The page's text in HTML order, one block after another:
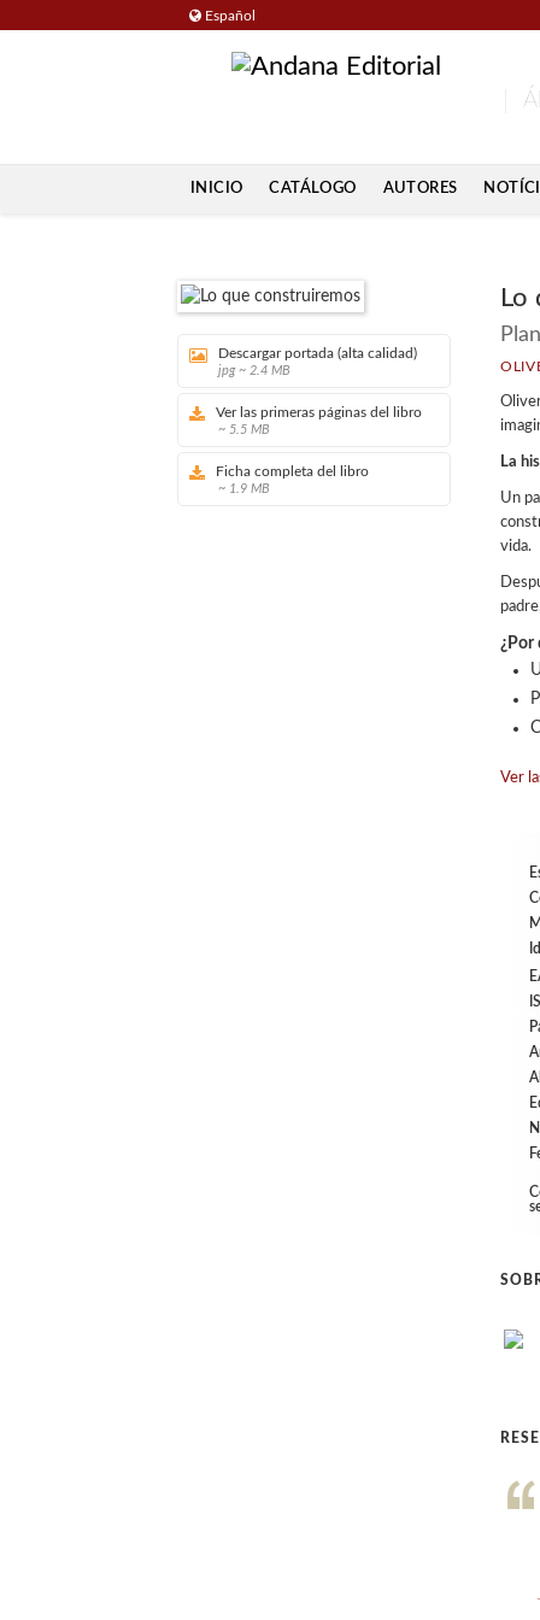
Español
INICIO CATÁLOGO AUTORES
Descargar portada (alta calidad)
jpg ~ 2.4 MB
Ver las primeras páginas del libro
~ 5.5 MB
Ficha completa del libro
~ 1.9 MB
Lo
La
Un
vida.
¿Por
Ver